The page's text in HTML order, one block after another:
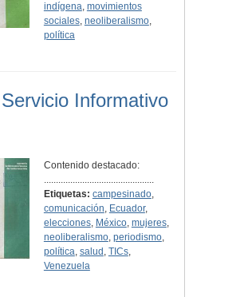
indígena, movimientos
sociales, neoliberalismo,
política
Informativo
Contenido destacado:
..............................................
Etiquetas: campesinado,
comunicación, Ecuador,
elecciones, México, mujeres,
neoliberalismo, periodismo,
política, salud , TICs,
Venezuela